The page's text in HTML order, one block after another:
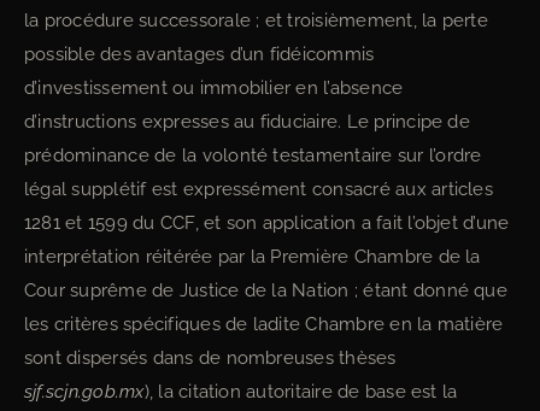
la procédure successorale ; et troisièmement, la perte
possible des avantages d’un fidéicommis
d’investissement ou immobilier en l’absence
d’instructions expresses au fiduciaire. Le principe de
prédominance de la volonté testamentaire sur l’ordre
légal supplétif est expressément consacré aux articles
1281 et 1599 du CCF, et son application a fait l’objet d’une
interprétation réitérée par la Première Chambre de la
Cour suprême de Justice de la Nation ; étant donné que
les critères spécifiques de ladite Chambre en la matière
sont dispersés dans de nombreuses thèses
sjf.scjn.gob.mx), la citation autoritaire de base est la